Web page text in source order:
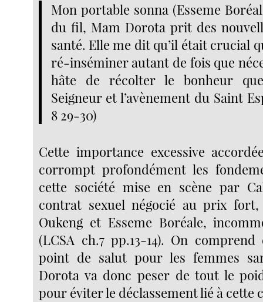
Mon portable sonna (Esseme
du fil, Mam Dorota prit des
santé. Elle me dit qu’il était crucial
ré-inséminer autant de fois que
hâte de récolter le bonheur
Seigneur et l’avènement du Saint
8 29-30)
Cette importance excessive
corrompt profondément les
cette société mise en scène par
contrat sexuel négocié au prix
Oukeng et Esseme Boréale,
(LCSA ch.7 pp.13-14). On comprend
point de salut pour les femmes
Dorota va donc peser de tout le
pour éviter le déclassement lié à cette